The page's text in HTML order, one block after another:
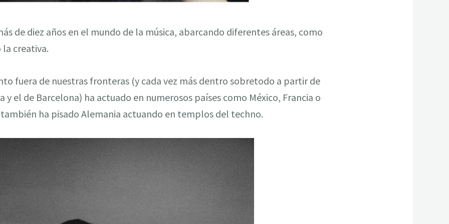
de diez años en el mundo de la música, abarcando diferentes áreas, como
creativa.
fuera de nuestras fronteras (y cada vez más dentro sobretodo a partir de
y el de Barcelona) ha actuado en numerosos países como México, Francia o
también ha pisado Alemania actuando en templos del techno.